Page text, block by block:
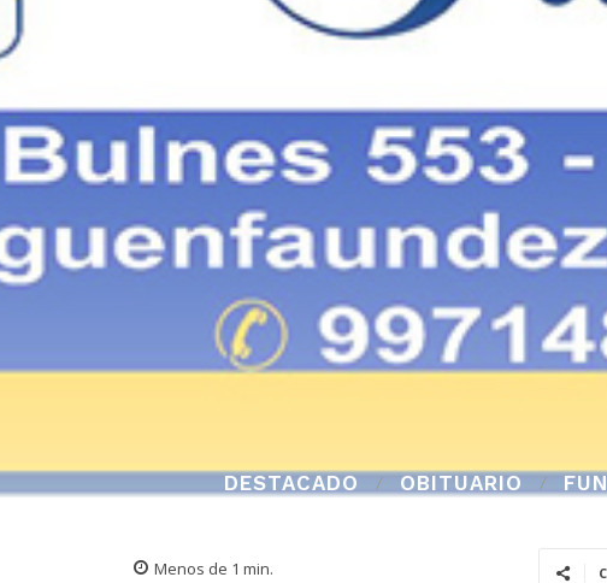
DESTACADO OBITUARIO
Menos de 1 min.